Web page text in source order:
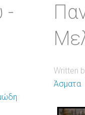
-
Written
Άσματα